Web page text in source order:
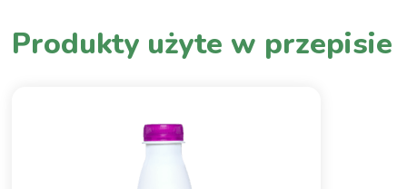
Produkty użyte w przepisie